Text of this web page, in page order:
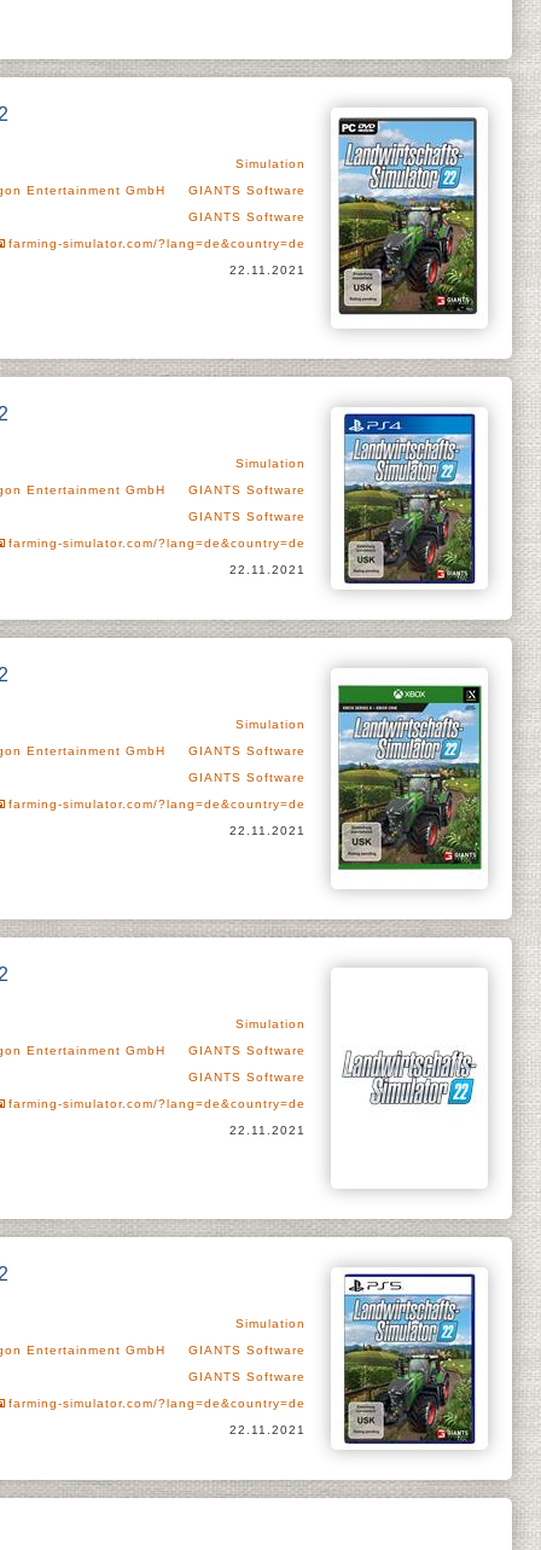
Simulation
Entertainment GmbH
GIANTS Software
GIANTS Software
farming-simulator.com/?lang=de&country=de
22.11.2021
Simulation
Entertainment GmbH
GIANTS Software
GIANTS Software
farming-simulator.com/?lang=de&country=de
22.11.2021
Simulation
Entertainment GmbH
GIANTS Software
GIANTS Software
farming-simulator.com/?lang=de&country=de
22.11.2021
Simulation
Entertainment GmbH
GIANTS Software
GIANTS Software
farming-simulator.com/?lang=de&country=de
22.11.2021
Simulation
Entertainment GmbH
GIANTS Software
GIANTS Software
farming-simulator.com/?lang=de&country=de
22.11.2021